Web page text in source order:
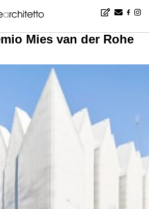
Mies van der Rohe | noticias arquitectura
Mies van der Rohe